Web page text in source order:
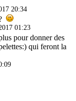
20:34
01:23
pour donner des
qui feront la